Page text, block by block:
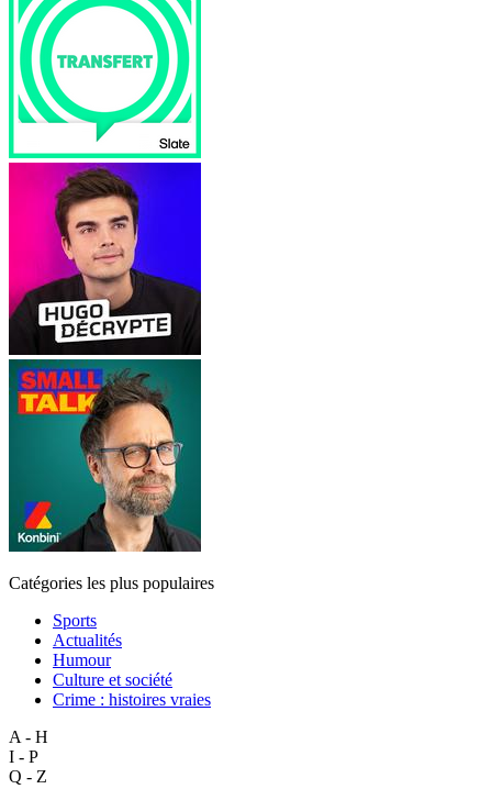
Catégories les plus populaires
Sports
Actualités
Humour
Culture et société
Crime : histoires vraies
A - H
I - P
Q - Z